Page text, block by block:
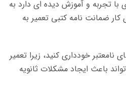
تجربه و آموزش دیده ای دارد به
ضمانت نامه کتبی تعمیر به
نامعتبر خودداری کنید، زیرا تعمیر
باعث ایجاد مشکلات ثانویه